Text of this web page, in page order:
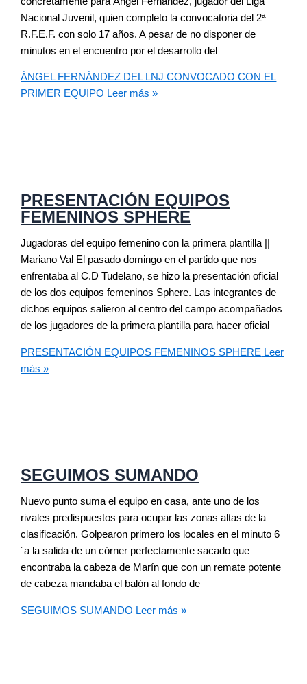
Nacional Juvenil, quien completo la convocatoria del 2ª
R.F.E.F. con solo 17 años. A pesar de no disponer de
minutos en el encuentro por el desarrollo del
ÁNGEL FERNÁNDEZ DEL LNJ CONVOCADO CON EL
PRIMER EQUIPO Leer más »
PRESENTACIÓN EQUIPOS
FEMENINOS SPHERE
Jugadoras del equipo femenino con la primera plantilla ||
Mariano Val El pasado domingo en el partido que nos
enfrentaba al C.D Tudelano, se hizo la presentación oficial
de los dos equipos femeninos Sphere. Las integrantes de
dichos equipos salieron al centro del campo acompañados
de los jugadores de la primera plantilla para hacer oficial
PRESENTACIÓN EQUIPOS FEMENINOS SPHERE Leer
más »
SEGUIMOS SUMANDO
Nuevo punto suma el equipo en casa, ante uno de los
rivales predispuestos para ocupar las zonas altas de la
clasificación. Golpearon primero los locales en el minuto 6
´a la salida de un córner perfectamente sacado que
encontraba la cabeza de Marín que con un remate potente
de cabeza mandaba el balón al fondo de
SEGUIMOS SUMANDO Leer más »